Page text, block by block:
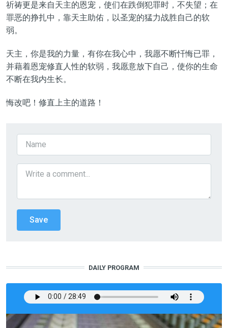
祈祷更是来自天主的恩宠，使们在跌倒犯罪时，不失望；在
罪恶的挣扎中，靠天主助佑，以圣宠的猛力战胜自己的软
弱。
天主，你是我的力量，有你在我心中，我愿不断忏悔已罪，
并藉着恩宠修直人性的软弱，我愿意放下自己，使你的生命
不断在我内生长。
悔改吧！修直上主的道路！
DAILY PROGRAM